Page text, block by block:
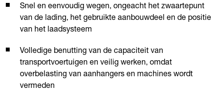
Snel en eenvoudig wegen, ongeacht het zwaartepunt
van de lading, het gebruikte aanbouwdeel en de positie
van het laadsysteem
Volledige benutting van de capaciteit van
transportvoertuigen en veilig werken, omdat
overbelasting van aanhangers en machines wordt
vermeden